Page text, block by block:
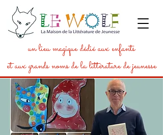
un lieu magique dédié aux enfants
et aux grands noms de la littérature de jeunesse